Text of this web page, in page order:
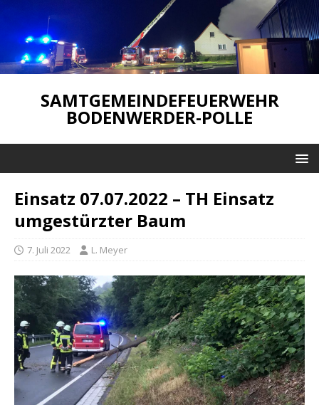
SAMTGEMEINDEFEUERWEHR
BODENWERDER-POLLE
Einsatz 07.07.2022 – TH Einsatz
umgestürzter Baum
7. Juli 2022 L. Meyer